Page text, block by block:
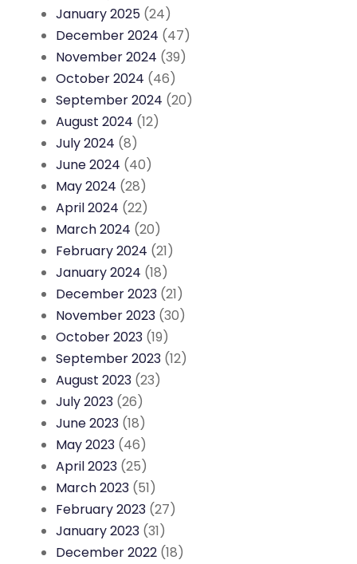
January 2025 (24)
December 2024 (47)
November 2024 (39)
October 2024 (46)
September 2024 (20)
August 2024 (12)
July 2024 (8)
June 2024 (40)
May 2024 (28)
April 2024 (22)
March 2024 (20)
February 2024 (21)
January 2024 (18)
December 2023 (21)
November 2023 (30)
October 2023 (19)
September 2023 (12)
August 2023 (23)
July 2023 (26)
June 2023 (18)
May 2023 (46)
April 2023 (25)
March 2023 (51)
February 2023 (27)
January 2023 (31)
December 2022 (18)